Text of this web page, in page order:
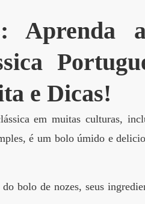
Aprenda
e Dicas!
em muitas culturas,
é um bolo úmido e
bolo de nozes, seus